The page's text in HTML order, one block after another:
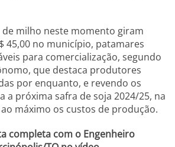
de milho neste momento giram
45,00 no município, patamares
para comercialização, segundo
que destaca produtores
por enquanto, e revendo os
a próxima safra de soja 2024/25, na
máximo os custos de produção.
completa com o Engenheiro